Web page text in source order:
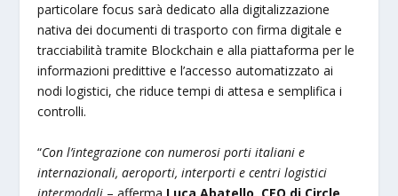
particolare focus sarà dedicato alla digitalizzazione
nativa dei documenti di trasporto con firma digitale e
tracciabilità tramite Blockchain e alla piattaforma per le
informazioni predittive e l’accesso automatizzato ai
nodi logistici, che riduce tempi di attesa e semplifica i
controlli.
“Con l’integrazione con numerosi porti italiani e
internazionali, aeroporti, interporti e centri logistici